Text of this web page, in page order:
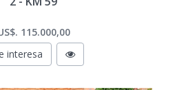
115.000,00
interesa